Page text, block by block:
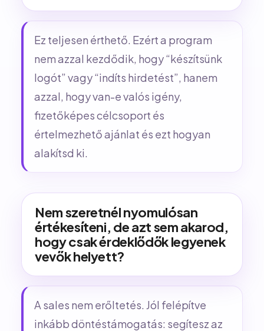
Ez teljesen érthető. Ezért a program
nem azzal kezdődik, hogy “készítsünk
logót” vagy “indíts hirdetést”, hanem
azzal, hogy van-e valós igény,
fizetőképes célcsoport és
értelmezhető ajánlat és ezt hogyan
alakítsd ki.
Nem szeretnél nyomulósan
értékesíteni, de azt sem akarod,
hogy csak érdeklődők legyenek
vevők helyett?
A sales nem erőltetés. Jól felépítve
inkább döntéstámogatás: segítesz az